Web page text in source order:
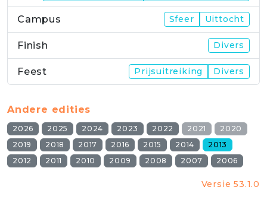
Campus Sfeer Uittocht
Finish Divers
Feest Prijsuitreiking Divers
Andere edities
2026 2025 2024 2023 2022 2021
2020
2019
2018 2017 2016 2015 2014
2013
2012
2011 2010 2009 2008 2007 2006
Versie 53.1.0